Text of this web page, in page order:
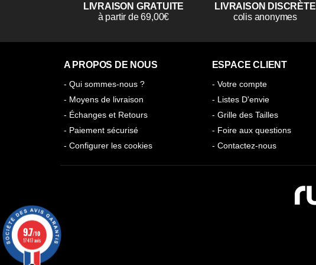
LIVRAISON GRATUITE
à partir de 69,00€
LIVRAISON DISCRÈTE
colis anonymes
A PROPOS DE NOUS
- Qui sommes-nous ?
- Moyens de livraison
- Échanges et Retours
- Paiement sécurisé
- Configurer les cookies
ESPACE CLIENT
- Votre compte
- Listes D'envie
- Grille des Tailles
- Foire aux questions
- Contactez-nous
9.7/10
17417 avis